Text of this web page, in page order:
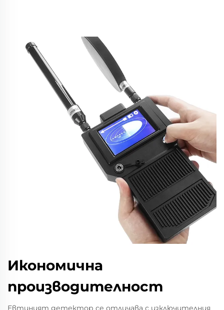
Икономична
производителност
Евтиният детектор се отличава с изключителния